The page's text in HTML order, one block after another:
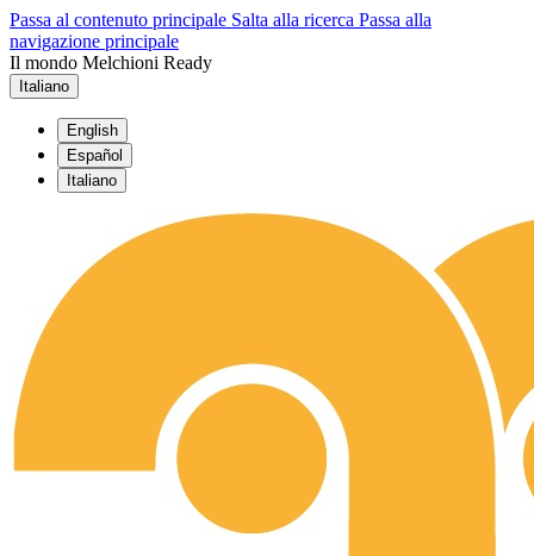
Passa al contenuto principale Salta alla ricerca Passa alla
navigazione principale
Il mondo Melchioni Ready
Italiano
English
Español
Italiano